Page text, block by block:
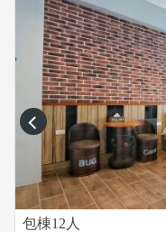
prev
包棟12人